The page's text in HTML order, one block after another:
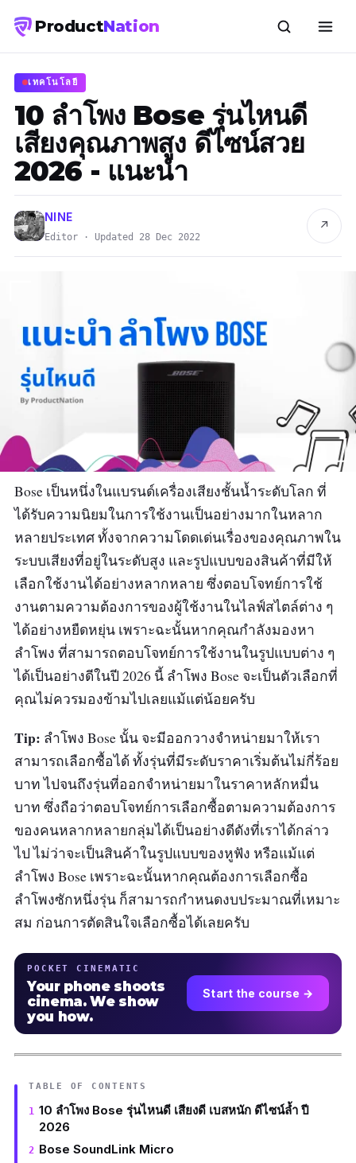
ProductNation
เทคโนโลยี
10 ลำโพง Bose รุ่นไหนดี
เสียงคุณภาพสูง ดีไซน์สวย
2026 - แนะนำ
NINE
Editor · Updated 28 Dec 2022
↗
Bose เป็นหนึ่งในแบรนด์เครื่องเสียงชั้นน้ำระดับโลก ที่
ได้รับความนิยมในการใช้งานเป็นอย่างมากในหลาก
หลายประเทศ ทั้งจากความโดดเด่นเรื่องของคุณภาพใน
ระบบเสียงที่อยู่ในระดับสูง และรูปแบบของสินค้าที่มีให้
เลือกใช้งานได้อย่างหลากหลาย ซึ่งตอบโจทย์การใช้
งานตามความต้องการของผู้ใช้งานในไลฟ์สไตล์ต่าง ๆ
ได้อย่างหยืดหยุ่น เพราะฉะนั้นหากคุณกำลังมองหา
ลำโพง ที่สามารถตอบโจทย์การใช้งานในรูปแบบต่าง ๆ
ได้เป็นอย่างดีในปี 2026 นี้ ลำโพง Bose จะเป็นตัวเลือกที่
คุณไม่ควรมองข้ามไปเลยแม้แต่น้อยครับ
Tip: ลำโพง Bose นั้น จะมีออกวางจำหน่ายมาให้เรา
สามารถเลือกซื้อได้ ทั้งรุ่นที่มีระดับราคาเริ่มต้นไม่กี่ร้อย
บาท ไปจนถึงรุ่นที่ออกจำหน่ายมาในราคาหลักหมื่น
บาท ซึ่งถือว่าตอบโจทย์การเลือกซื้อตามความต้องการ
ของคนหลากหลายกลุ่มได้เป็นอย่างดีดังที่เราได้กล่าว
ไป ไม่ว่าจะเป็นสินค้าในรูปแบบของหูฟัง หรือแม้แต่
ลำโพง Bose เพราะฉะนั้นหากคุณต้องการเลือกซื้อ
ลำโพงซักหนึ่งรุ่น ก็สามารถกำหนดงบประมาณที่เหมาะ
สม ก่อนการตัดสินใจเลือกซื้อได้เลยครับ
POCKET CINEMATIC
Your phone shoots
cinema. We show
you how.
Start the course →
TABLE OF CONTENTS
10 ลำโพง Bose รุ่นไหนดี เสียงดี เบสหนัก ดีไซน์ล้ำ ปี
2026
Bose SoundLink Micro